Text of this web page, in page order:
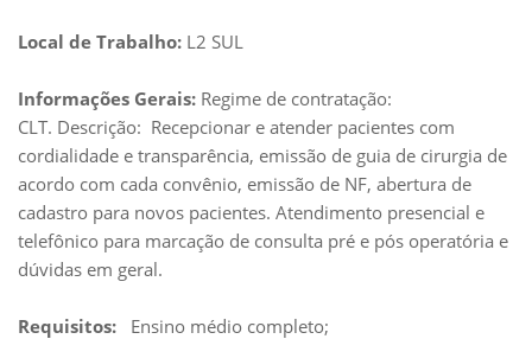
Local de Trabalho: L2 SUL
Informações Gerais: Regime de contratação:
CLT. Descrição: Recepcionar e atender pacientes com
cordialidade e transparência, emissão de guia de cirurgia de
acordo com cada convênio, emissão de NF, abertura de
cadastro para novos pacientes. Atendimento presencial e
telefônico para marcação de consulta pré e pós operatória e
dúvidas em geral.
Requisitos:
Ensino médio completo;